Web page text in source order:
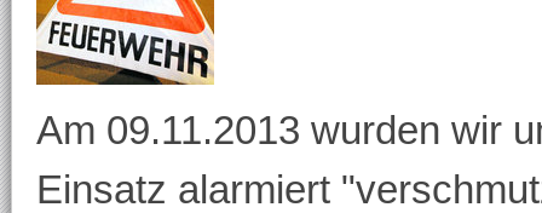
Am 09.11.2013 wurden wir
Einsatz alarmiert